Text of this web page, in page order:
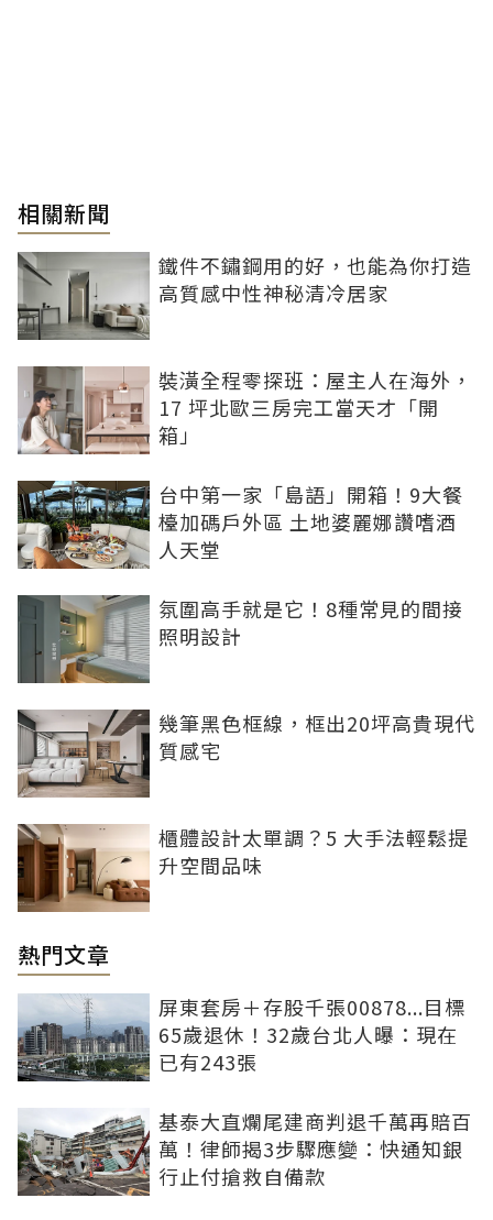
相關新聞
鐵件不鏽鋼用的好，也能為你打造
高質感中性神秘清冷居家
裝潢全程零探班：屋主人在海外，
17 坪北歐三房完工當天才「開
箱」
台中第一家「島語」開箱！9大餐
檯加碼戶外區 土地婆麗娜讚嗜酒
人天堂
氛圍高手就是它！8種常見的間接
照明設計
幾筆黑色框線，框出20坪高貴現代
質感宅
櫃體設計太單調？5 大手法輕鬆提
升空間品味
熱門文章
屏東套房＋存股千張00878...目標
65歲退休！32歲台北人曝：現在
已有243張
基泰大直爛尾建商判退千萬再賠百
萬！律師揭3步驟應變：快通知銀
行止付搶救自備款